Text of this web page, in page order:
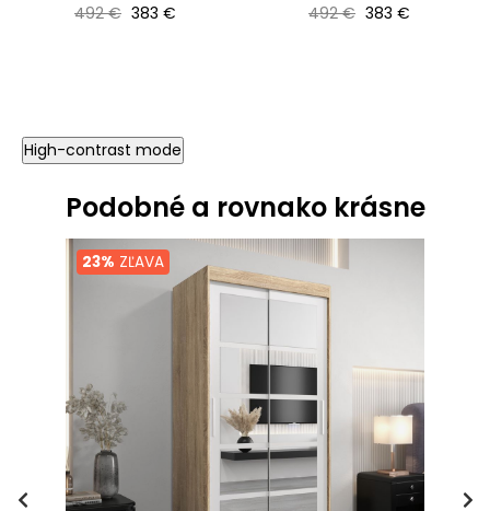
Bežná cena
492 € Cena
383 €
Bežná cena
492 € Cena
383 €
High-contrast mode
Podobné a rovnako krásne
23% ZĽAVA